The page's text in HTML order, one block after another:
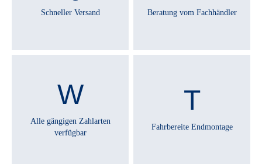
Schneller Versand Beratung vom Fachhändler
Alle gängigen Zahlarten
verfügbar
Fahrbereite Endmontage